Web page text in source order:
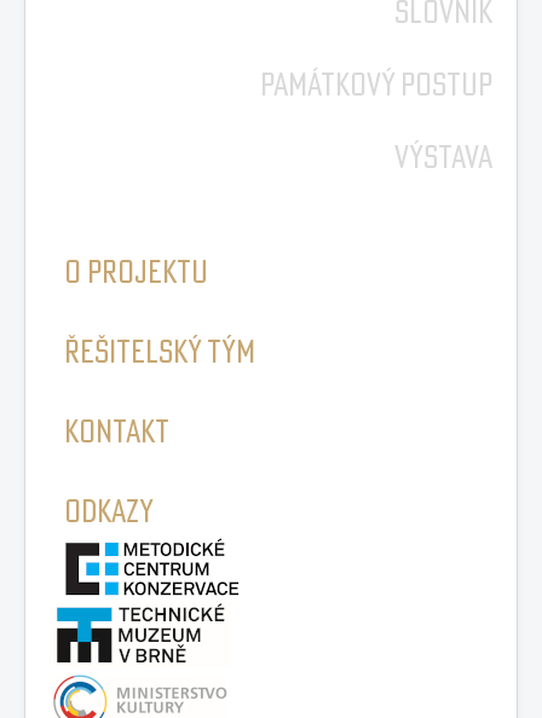
SLOVNÍK
PAMÁTKOVÝ POSTUP
VÝSTAVA
O PROJEKTU
ŘEŠITELSKÝ TÝM
KONTAKT
ODKAZY